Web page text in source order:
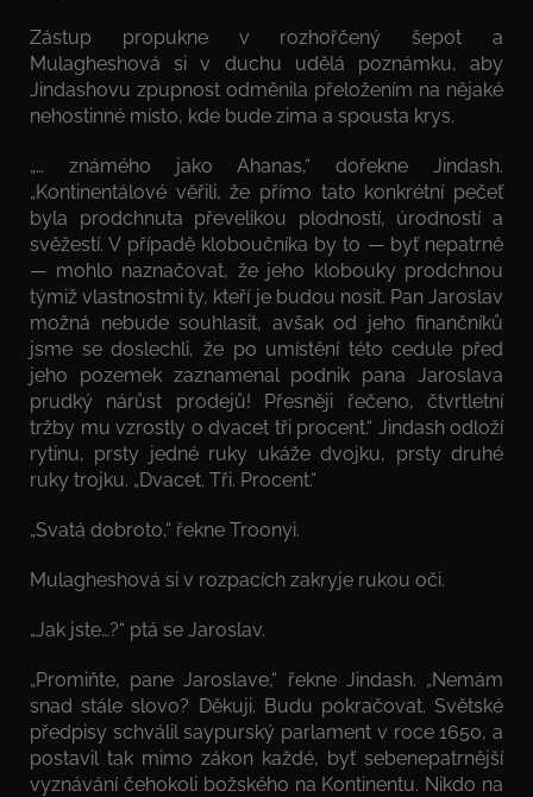
Zástup propukne v rozhořčený šepot a
Mulagheshová si v duchu udělá poznámku, aby
Jindashovu zpupnost odměnila přeložením na nějaké
nehostinné místo, kde bude zima a spousta krys.
„… známého jako Ahanas,“ dořekne Jindash.
„Kontinentálové věřili, že přímo tato konkrétní pečeť
byla prodchnuta převelikou plodností, úrodností a
svěžestí. V případě kloboučníka by to — byť nepatrně
— mohlo naznačovat, že jeho klobouky prodchnou
týmiž vlastnostmi ty, kteří je budou nosit. Pan Jaroslav
možná nebude souhlasit, avšak od jeho finančníků
jsme se doslechli, že po umístění této cedule před
jeho pozemek zaznamenal podnik pana Jaroslava
prudký nárůst prodejů! Přesněji řečeno, čtvrtletní
tržby mu vzrostly o dvacet tři procent.“ Jindash odloží
rytinu, prsty jedné ruky ukáže dvojku, prsty druhé
ruky trojku. „Dvacet. Tři. Procent.“
„Svatá dobroto,“ řekne Troonyi.
Mulagheshová si v rozpacích zakryje rukou oči.
„Jak jste…?“ ptá se Jaroslav.
„Promiňte, pane Jaroslave,“ řekne Jindash. „Nemám
snad stále slovo? Děkuji. Budu pokračovat. Světské
předpisy schválil saypurský parlament v roce 1650, a
postavil tak mimo zákon každé, byť sebenepatrnější
vyznávání čehokoli božského na Kontinentu. Nikdo na